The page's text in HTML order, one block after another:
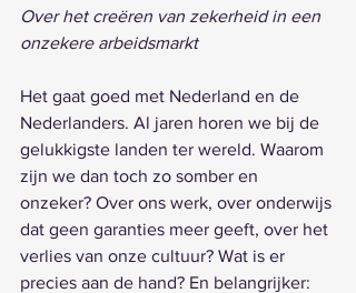
Over het creëren van zekerheid in een
onzekere arbeidsmarkt
Het gaat goed met Nederland en de
Nederlanders. Al jaren horen we bij de
gelukkigste landen ter wereld. Waarom
zijn we dan toch zo somber en
onzeker? Over ons werk, over onderwijs
dat geen garanties meer geeft, over het
verlies van onze cultuur? Wat is er
precies aan de hand? En belangrijker: